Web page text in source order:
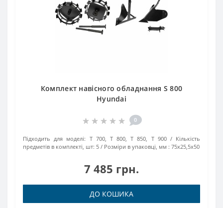
Комплект навісного обладнання S 800
Hyundai
0
Підходить для моделі: T 700, T 800, T 850, T 900
Кількість
предметів в комплекті, шт: 5 Розміри в упаковці, мм : 75х25,5х50
7 485 грн.
ДО КОШИКА